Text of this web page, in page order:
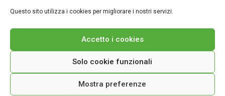
Questo sito utilizza i cookies per migliorare i nostri servizi.
Accetto i cookies
Solo cookie funzionali
Mostra preferenze
Non sarà più esplicativo un video (quantomeno a
qui sopra limitatamente sotto forma di testo